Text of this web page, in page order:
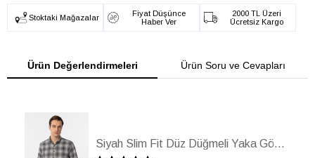
Stoktaki Mağazalar
Fiyat Düşünce
Haber Ver
2000 TL Üzeri
Ücretsiz Kargo
Ürün Değerlendirmeleri Ürün Soru ve Cevapları
Siyah Slim Fit Düz Düğmeli Yaka Gömlek